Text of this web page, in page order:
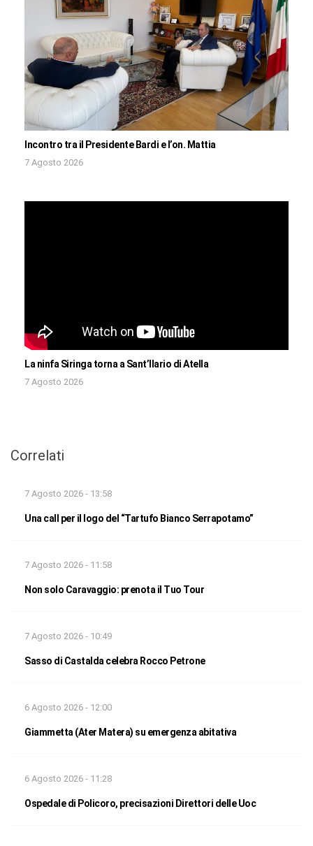
Incontro tra il Presidente Bardi e l’on. Mattia
7 Agosto 2026
La ninfa Siringa torna a Sant’Ilario di Atella
7 Agosto 2026
Correlati
7 Agosto 2026 - 13:58
Una call per il logo del “Tartufo Bianco Serrapotamo”
7 Agosto 2026 - 11:58
Non solo Caravaggio: prenota il Tuo Tour
7 Agosto 2026 - 10:49
Sasso di Castalda celebra Rocco Petrone
6 Agosto 2026 - 12:00
Giammetta (Ater Matera) su emergenza abitativa
6 Agosto 2026 - 11:28
Ospedale di Policoro, precisazioni Direttori delle Uoc